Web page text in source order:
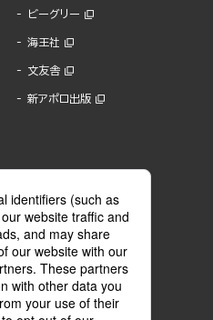
ビーグリー
海王社
文友舎
新アポロ出版